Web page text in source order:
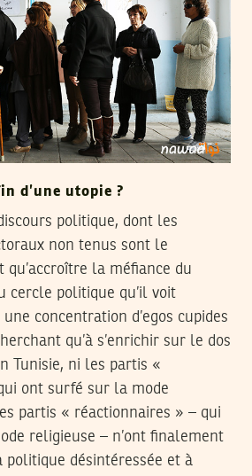
d’une utopie ?
politique, dont les
non tenus sont le
qu’accroître la méfiance du
cercle politique qu’il voit
concentration d’egos cupides
qu’à s’enrichir sur le dos
Tunisie, ni les partis «
ont surfé sur la mode
partis « réactionnaires » – qui
religieuse – n’ont finalement
politique désintéressée et à